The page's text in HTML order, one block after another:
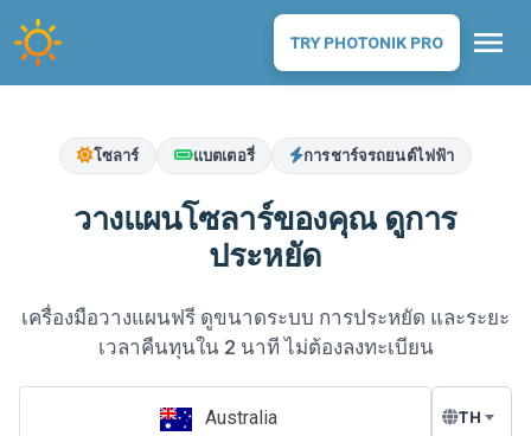
TRY PHOTONIK PRO menu
โซลาร์ แบตเตอรี่ การชาร์จรถยนต์ไฟฟ้า
วางแผนโซลาร์ของคุณ ดูการ
ประหยัด
เครื่องมือวางแผนฟรี ดูขนาดระบบ การประหยัด และระยะ
เวลาคืนทุนใน 2 นาที ไม่ต้องลงทะเบียน
Australia